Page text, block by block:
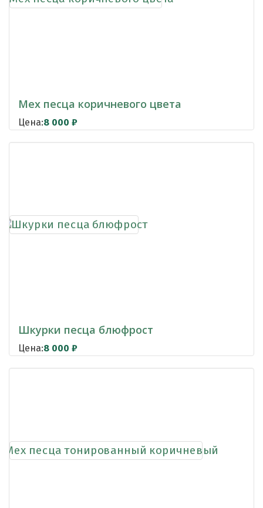
Мех песца коричневого цвета
Цена:8 000 ₽
Шкурки песца блюфрост
Цена:8 000 ₽